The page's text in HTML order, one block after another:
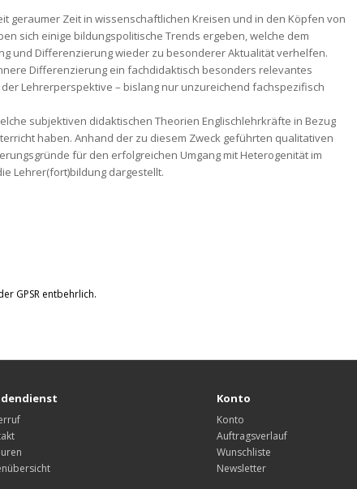
geraumer Zeit in wissen­schaftlichen Kreisen und in den Köpfen von
sich einige bildungspolitische Trends ergeben, welche dem
und Differenzierung wieder zu besonderer Aktualität verhelfen.
Differenzierung ein fach­didaktisch besonders relevantes
Lehrerperspektive – bislang nur unzureichend fachspezifisch
sub­jektiven didakti­schen Theorien Englischlehrkräfte in Bezug
haben. Anhand der zu diesem Zweck geführten qualitativen
für den erfolg­reichen Umgang mit Heterogenität im
Lehrer(fort)bildung dar­gestellt.
GPSR entbehrlich.
Konto
Konto
Auftragsverlauf
Wunschliste
Newsletter